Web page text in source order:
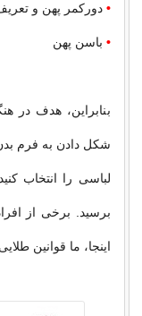
• دورکمر پهن و
• باسن پهن
بنابراین، هدف در
شکل دادن به فرم
لباسی را انتخاب
برسید. برخی از
اینجا، ما قوانین